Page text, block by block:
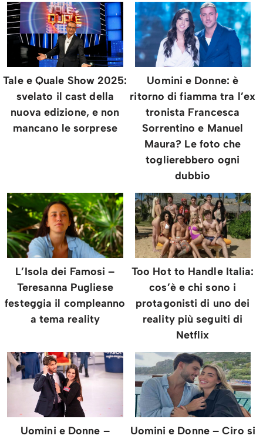
Tale e Quale Show 2025:
svelato il cast della
nuova edizione, e non
mancano le sorprese
Uomini e Donne: è
ritorno di fiamma tra l’ex
tronista Francesca
Sorrentino e Manuel
Maura? Le foto che
toglierebbero ogni
dubbio
L’Isola dei Famosi –
Teresanna Pugliese
festeggia il compleanno
a tema reality
Too Hot to Handle Italia:
cos’è e chi sono i
protagonisti di uno dei
reality più seguiti di
Netflix
Uomini e Donne –
Uomini e Donne – Ciro si